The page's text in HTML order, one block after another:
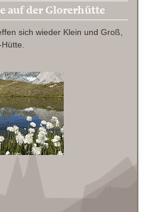
auf der Glorerhütte
sich wieder Klein und Groß,